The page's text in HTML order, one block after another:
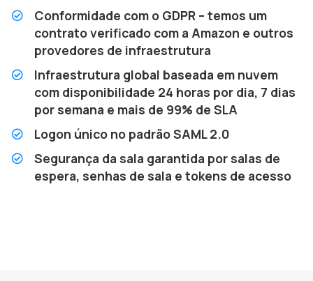
Conformidade com o GDPR – temos um
contrato verificado com a Amazon e outros
provedores de infraestrutura
Infraestrutura global baseada em nuvem
com disponibilidade 24 horas por dia, 7 dias
por semana e mais de 99% de SLA
Logon único no padrão SAML 2.0
Segurança da sala garantida por salas de
espera, senhas de sala e tokens de acesso